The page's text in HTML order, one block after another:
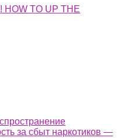
TO UP THE
за сбыт наркотиков —